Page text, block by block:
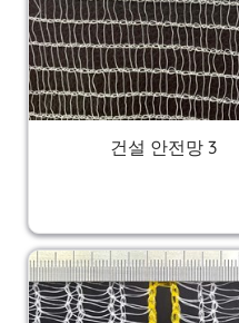
건설 안전망 3